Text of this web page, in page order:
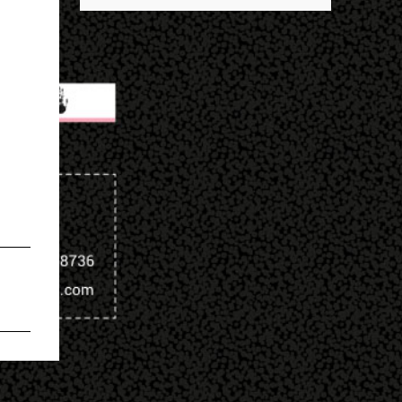
entrar no exército’… Essas coisas me fizeram
entrar no exército. Eu disse; ‘vou mostrar
par...
destaques é seu status de relacionamento
amoroso. Em maio deste ano, Mbappé foi
visto pela primeira vez ao lado de Inès Rau .
A modelo trans, então, passou a ser
apontada como namorada do atleta. No
entanto, os dois nunca confirmaram que a
relação existe. Quem é Inès Rau? Inès Rau é
uma modelo de descendência argelina
nascida em Paris, França. Ela ficou famosa
ao se tornar a primeira playmate trans da
Playboy , em novembro de 2017. Ela realizou
uma cirurgia de redesignação sexual aos 18
anos, mas sua identidade transgênero só se
tornou publica quando ela posou na revista
e lançou sua biografia 'Femme' , publicada
em 2018. "Eu vivi muito tempo sem falar
que era transgênero, Eu namorei muito e
quase esqueci. Eu ti...